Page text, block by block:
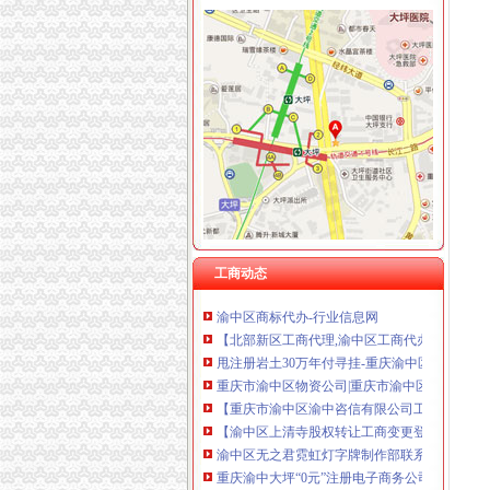
工商动态
渝中区无地址注册公司
永煌集团-搜百科
重庆渝中区喜多多酒水经营部
渝中区找代理注册公司注意_志趣网
【重庆渝中区公司注册,200元代理记账】-渝中
三爱海陵-搜百科
【北部新区营业执照代理,渝中区工商代办,南
重庆一般纳税人申请：重庆沙坪坝渝中区大坪
重庆市渝中区兴农投有限公司_【信用信息_诉
【北部新区工商代理,渝中区工商代办,南岸区
甩注册岩土30万年付寻挂-重庆渝中区注册岩土
重庆市渝中区物资公司|重庆市渝中区物资公司
【重庆市渝中区渝中咨信有限公司工商信息】-
【渝中区上清寺股权转让工商变更登记,注册公
渝中区无之君霓虹灯字牌制作部联系方式_信
重庆渝中大坪“0元”注册电子商务公司,代账记
渝中区工商代理注册代理记账_志趣网